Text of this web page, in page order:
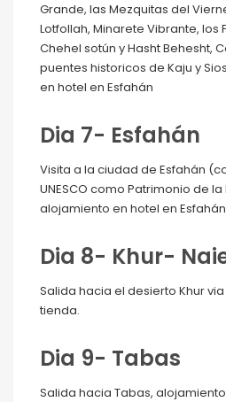
Grande, las Mezquitas del
Lotfollah, Minarete Vibrante, los
Chehel sotún y Hasht Behesht,
puentes historicos de Kaju y
en hotel en Esfahán
Dia 7- Esfahán
Visita a la ciudad de Esfahán
UNESCO como Patrimonio de
alojamiento en hotel en
Dia 8- Khur-
Salida hacia el desierto Khur
tienda.
Dia 9- Tabas
Salida hacia Tabas,